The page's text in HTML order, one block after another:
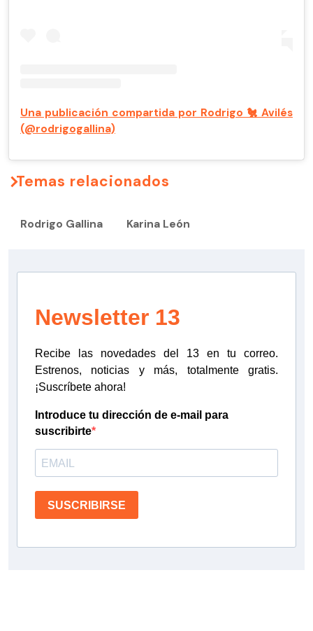
Una publicación compartida por Rodrigo 🐔 Avilés
(@rodrigogallina)
Temas relacionados
Rodrigo Gallina Karina León
Newsletter 13
Recibe las novedades del 13 en tu correo.
Estrenos, noticias y más, totalmente gratis.
¡Suscríbete ahora!
Introduce tu dirección de e-mail para
suscribirte
SUSCRIBIRSE